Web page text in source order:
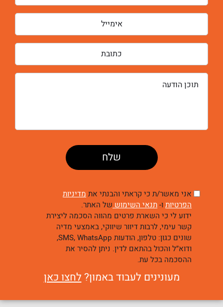
אני מאשר/ת כי קראתי והבנתי את מדיניות
הפרטיותו-תנאי השימוש של האתר.
ידוע לי כי השארת פרטים מהווה הסכמה ליצירת
קשר עימי, לרבות דיוור שיווקי, באמצעי מדיה
שונים כגון: טלפון, הודעות SMS, WhatsApp,
ודוא״ל והכול בהתאם לדין. ניתן להסיר את
ההסכמה בכל עת.
מעונינים לעבוד באמון?לחצו כאן